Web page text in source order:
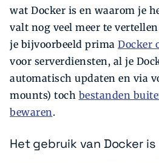
wat Docker is en waarom je
valt nog veel meer te
je bijvoorbeeld prima Docker
voor serverdiensten, al je
automatisch updaten en via
mounts) toch bestanden
bewaren.
Het gebruik van Docker